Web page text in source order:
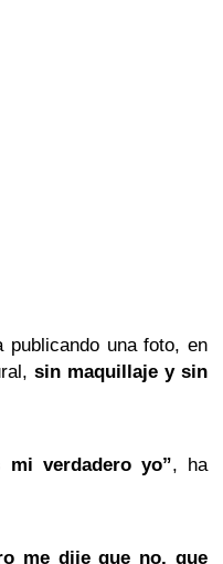
publicando una foto, en
sin maquillaje y sin
mi verdadero yo”, ha
me dije que no, que